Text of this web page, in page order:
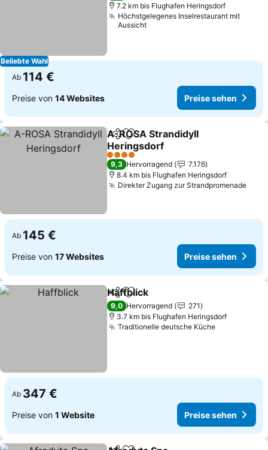
Beliebte Wahl
7.2 km bis Flughafen Heringsdorf
Höchstgelegenes Inselrestaurant mit
Aussicht
Ab 114 €
Preise von 14 Websites Preise sehen
TeilenZu Favoriten hinzufügen
A-ROSA Strandidyll
Heringsdorf
4 Sterne
9,3 Hervorragend
7.176
8.4 km bis Flughafen Heringsdorf
Direkter Zugang zur Strandpromenade
Ab 145 €
Preise von 17 Websites Preise sehen
TeilenZu Favoriten hinzufügen
Haffblick
9,0 Hervorragend
271
3.7 km bis Flughafen Heringsdorf
Traditionelle deutsche Küche
Ab 347 €
Preise von 1 Website Preise sehen